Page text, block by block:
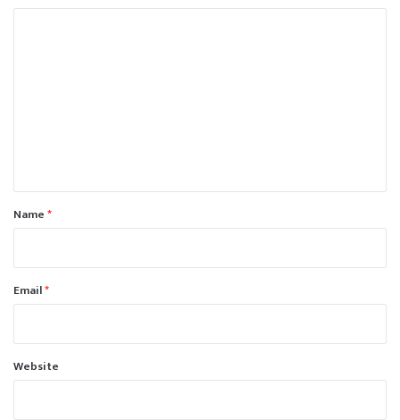
*Name*
Email*
Website